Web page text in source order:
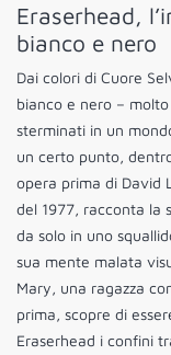
Eraserhead,
bianco e nero
Dai colori di Cuore
bianco e nero –
sterminati in un
un certo punto,
opera prima di David
del 1977, racconta la
da solo in uno
sua mente malata
Mary, una ragazza
prima, scopre di
Eraserhead i confini